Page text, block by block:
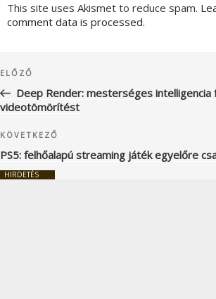
This site uses Akismet to reduce spam.
comment data is processed.
navigáció
Korábbi
bejegyzés
ELŐZŐ
Deep Render: mesterséges intelligencia
videotömörítést
Következő
bejegyzés
KÖVETKEZŐ
PS5: felhőalapú streaming játék egyelőre
HIRDETÉS